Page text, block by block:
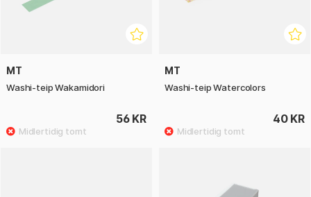
MT
Washi-teip Wakamidori
56 KR
MT
Washi-teip Watercolors
40 KR